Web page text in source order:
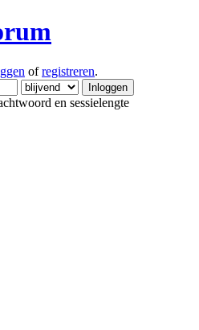
ofregistreren.
en sessielengte